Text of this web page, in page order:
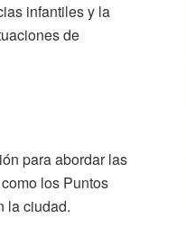
infantiles y la
de
para abordar las
los Puntos
la ciudad.